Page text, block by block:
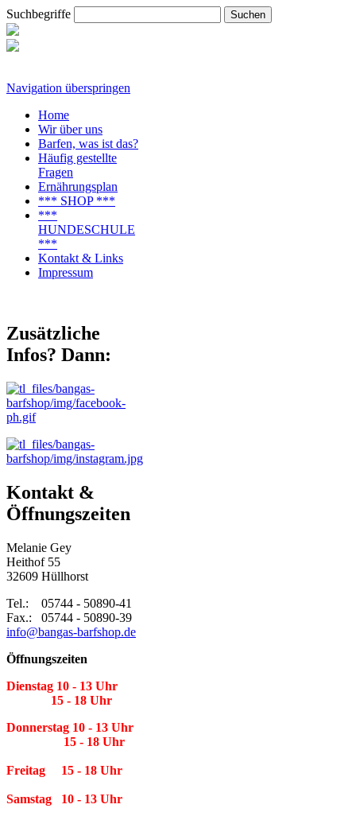
Suchbegriffe
Navigation überspringen
Home
Wir über uns
Barfen, was ist das?
Häufig gestellte
Fragen
Ernährungsplan
*** SHOP ***
***
HUNDESCHULE
***
Kontakt & Links
Impressum
Zusätzliche
Infos? Dann:
Kontakt &
Öffnungszeiten
Melanie Gey
Heithof 55
32609 Hüllhorst
Tel.: 05744 - 50890-41
Fax.: 05744 - 50890-39
info@bangas-barfshop.de
Öffnungszeiten
Dienstag 10 - 13 Uhr
15 - 18 Uhr
Donnerstag 10 - 13 Uhr
15 - 18 Uhr
Freitag 15 - 18 Uhr
Samstag 10 - 13 Uhr